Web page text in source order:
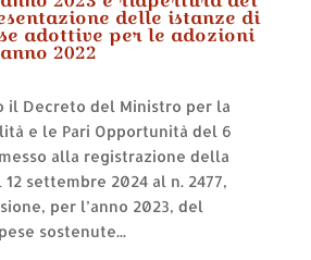
delle istanze di
adottive per le adozioni
2022
il Decreto del Ministro per la
e le Pari Opportunità del 6
alla registrazione della
settembre 2024 al n. 2477,
per l’anno 2023, del
sostenute...